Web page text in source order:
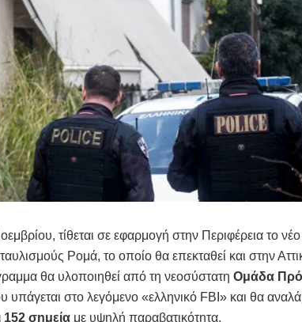
τίθεται σε εφαρμογή στην Περιφέρεια το νέο
Ρομά, το οποίο θα επεκταθεί και στην
θα υλοποιηθεί από τη νεοσύστατη Ομάδα
υπάγεται στο λεγόμενο «ελληνικό FBI» και θα
152 σημεία με υψηλή παραβατικότητα.